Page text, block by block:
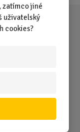
zatímco jiné
uživatelský
cookies?